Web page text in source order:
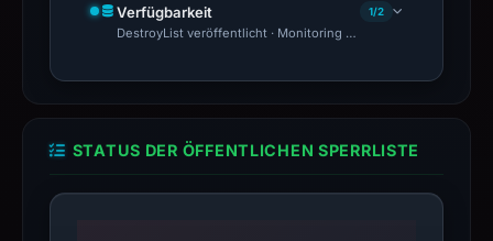
Verfügbarkeit
DestroyList veröffentlicht · Monitoring Continues
1/2
STATUS DER ÖFFENTLICHEN SPERRLISTE